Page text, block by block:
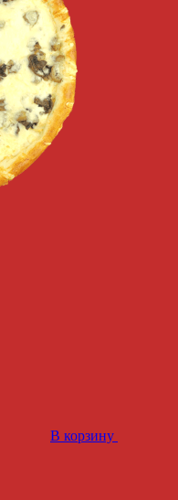
В корзину